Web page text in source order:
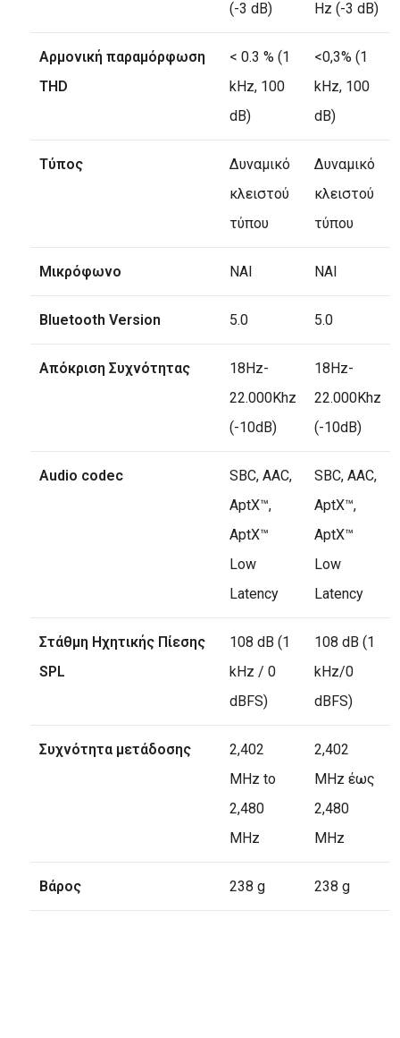
(-3 dB) Hz (-3 dB)
Αρμονική παραμόρφωση
THD
< 0.3 % (1
kHz, 100
dB)
<0,3% (1
kHz, 100
dB)
Τύπος
Δυναμικό
κλειστού
τύπου
Δυναμικό
κλειστού
τύπου
Μικρόφωνο ΝΑΙ ΝΑΙ
Bluetooth Version 5.0 5.0
Απόκριση Συχνότητας
18Hz-
22.000Khz
(-10dB)
18Hz-
22.000Khz
(-10dB)
Audio codec
SBC, AAC,
AptX™,
AptX™
Low
Latency
SBC, AAC,
AptX™,
AptX™
Low
Latency
Στάθμη Ηχητικής Πίεσης
SPL
108 dB (1
kHz / 0
dBFS)
108 dB (1
kHz/0
dBFS)
Συχνότητα μετάδοσης
2,402
MHz to
2,480
MHz
2,402
MHz έως
2,480
MHz
Βάρος 238 g 238 g